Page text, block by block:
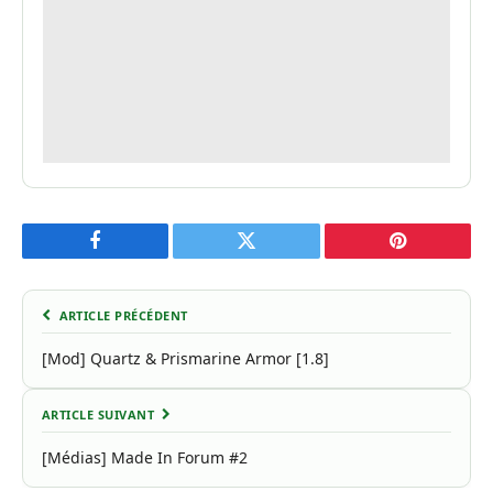
Facebook Twitter Pinterest
ARTICLE PRÉCÉDENT
[Mod] Quartz & Prismarine Armor [1.8]
ARTICLE SUIVANT
[Médias] Made In Forum #2